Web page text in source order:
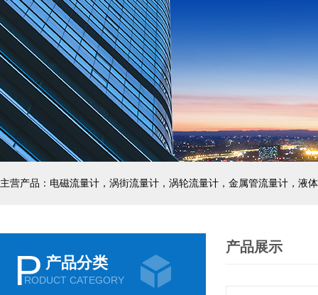
主营产品：电磁流量计，涡街流量计，涡轮流量计，金属管流量计，液
P 产品分类
RODUCT CATEGORY
产品展示